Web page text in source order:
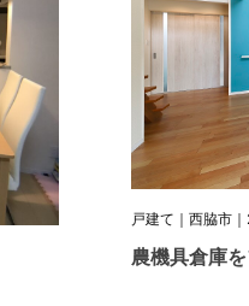
戸建て｜西脇市
農機具倉庫